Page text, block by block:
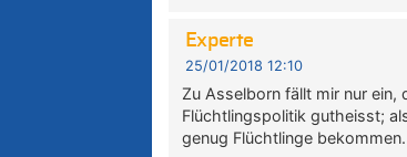
Experte
25/01/2018 12:10
Zu Asselborn fällt mir nur
Flüchtlingspolitik gutheisst;
genug Flüchtlinge bekommen.